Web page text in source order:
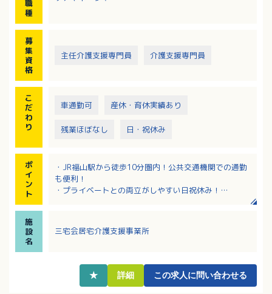
職
種
募
集
資
格
主任介護支援専門員 介護支援専門員
こ
だ
わ
り
車通勤可 産休・育休実績あり
残業ほぼなし 日・祝休み
ポ
イ
ン
ト
・JR福山駅から徒歩10分圏内！公共交通機関での通勤
も便利！
・プライベートとの両立がしやすい日祝休み！
・生後57日～小学校就学前まで利用可能な保育所あ
り！
施
設
名
三宅会居宅介護支援事業所
★ 詳細 この求人に問い合わせる